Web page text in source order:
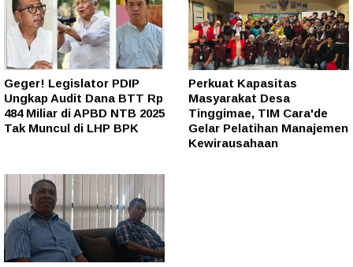
Geger! Legislator PDIP
Ungkap Audit Dana BTT Rp
484 Miliar di APBD NTB 2025
Tak Muncul di LHP BPK
Perkuat Kapasitas
Masyarakat Desa
Tinggimae, TIM Cara'de
Gelar Pelatihan Manajemen
Kewirausahaan